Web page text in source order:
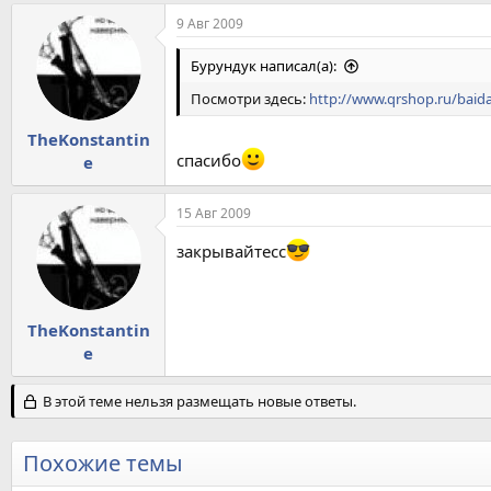
TheKonstantin
e
9 Авг 2009
Бурундук написал(а):
Посмотри здесь: http://www.qrshop.ru/
спасибо
TheKonstantin
e
15 Авг 2009
закрывайтесс
В этой теме нельзя размещать новые ответы.
Похожие темы